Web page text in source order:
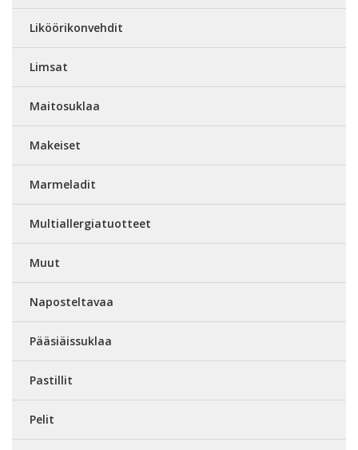
Liköörikonvehdit
Limsat
Maitosuklaa
Makeiset
Marmeladit
Multiallergiatuotteet
Muut
Naposteltavaa
Pääsiäissuklaa
Pastillit
Pelit